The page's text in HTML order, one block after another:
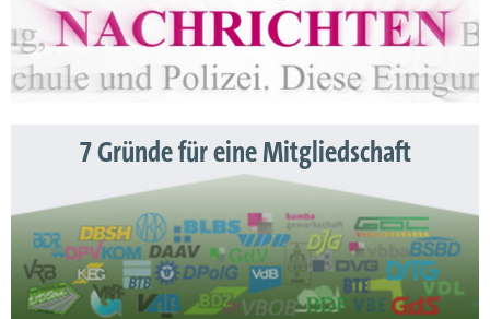
7 Gründe für eine Mitgliedschaft